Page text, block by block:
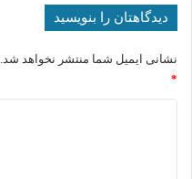
دیدگاهتان را بنویسید
نشانی ایمیل شما منتشر نخواهد شد.
*